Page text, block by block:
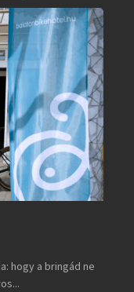
hogy a bringád ne